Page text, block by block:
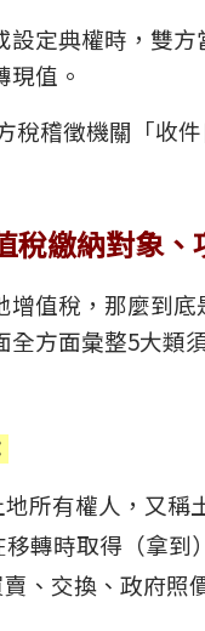
設定典權時，雙
值。
稅稽徵機關「收
稅繳納對象、
增值稅，那麼到
全方面彙整5大類
地所有權人，又
移轉時取得（拿到
賣、交換、政府照